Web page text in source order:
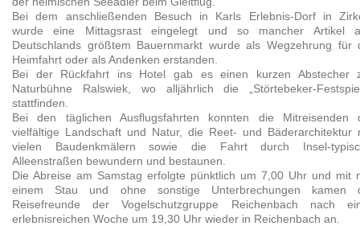
Bei dem anschließenden Besuch in Karls Erlebnis-Dorf in
wurde eine Mittagsrast eingelegt und so mancher Artikel
Deutschlands größtem Bauernmarkt wurde als Wegzehrung für
Heimfahrt oder als Andenken erstanden.
Bei der Rückfahrt ins Hotel gab es einen kurzen Abstecher
Naturbühne Ralswiek, wo alljährlich die „Störtebeker-
stattfinden.
Bei den täglichen Ausflugsfahrten konnten die Mitreisenden
vielfältige Landschaft und Natur, die Reet- und Bäderarchitektur
vielen Baudenkmälern sowie die Fahrt durch Insel-
Alleenstraßen bewundern und bestaunen.
Die Abreise am Samstag erfolgte pünktlich um 7,00 Uhr und mit
einem Stau und ohne sonstige Unterbrechungen kamen
Reisefreunde der Vogelschutzgruppe Reichenbach nach
erlebnisreichen Woche um 19,30 Uhr wieder in Reichenbach an.